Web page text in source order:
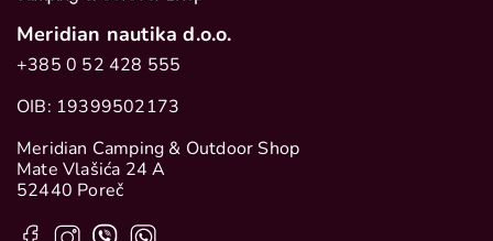
Meridian nautika d.o.o.
+385 0 52 428 555
OIB: 19399502173
Meridian Camping & Outdoor Shop
Mate Vlašića 24 A
52440 Poreč